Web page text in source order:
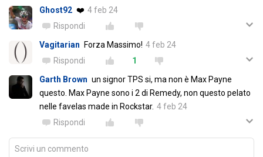
Ghost92 ❤️ 4 feb 24
Rispondi
Vagitarian
Forza Massimo! 4 feb 24
Rispondi
1
Garth Brown un signor TPS si, ma non è Max Payne
questo. Max Payne sono i 2 di Remedy, non questo pelato
nelle favelas made in Rockstar. 4 feb 24
Rispondi
Scrivi un commento